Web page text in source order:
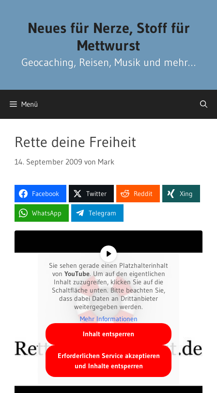
Neues für Nerze, Stoff für
Mettwurst
Geocaching, Reisen, Musik und mehr…
Menü
Rette deine Freiheit
14. September 2009 von Mark
Facebook Twitter Reddit Xing
WhatsApp Telegram
Sie sehen gerade einen Platzhalterinhalt
von YouTube. Um auf den eigentlichen
Inhalt zuzugreifen, klicken Sie auf die
Schaltfläche unten. Bitte beachten Sie,
dass dabei Daten an Drittanbieter
weitergegeben werden.
Mehr Informationen
Inhalt entsperren
Erforderlichen Service akzeptieren
und Inhalte entsperren